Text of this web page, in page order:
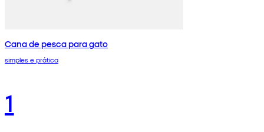
Cana de pesca para gato
simples e prática
1